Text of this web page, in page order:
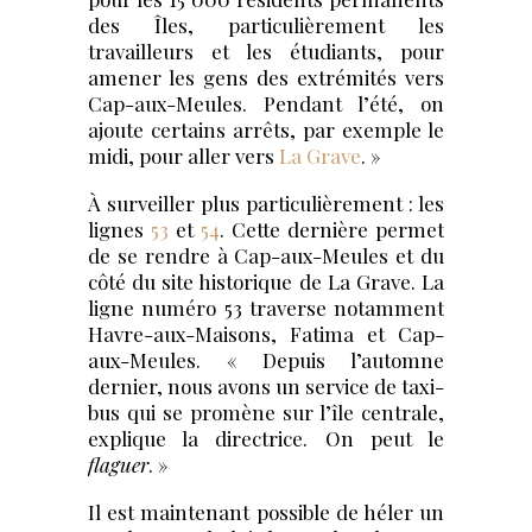
des Îles, particulièrement les
travailleurs et les étudiants, pour
amener les gens des extrémités vers
Cap-aux-Meules. Pendant l’été, on
ajoute certains arrêts, par exemple le
midi, pour aller vers La Grave. »
À surveiller plus particulièrement : les
lignes 53 et 54. Cette dernière permet
de se rendre à Cap-aux-Meules et du
côté du site historique de La Grave. La
ligne numéro 53 traverse notamment
Havre-aux-Maisons, Fatima et Cap-
aux-Meules. « Depuis l’automne
dernier, nous avons un service de taxi-
bus qui se promène sur l’île centrale,
explique la directrice. On peut le
flaguer. »
Il est maintenant possible de héler un